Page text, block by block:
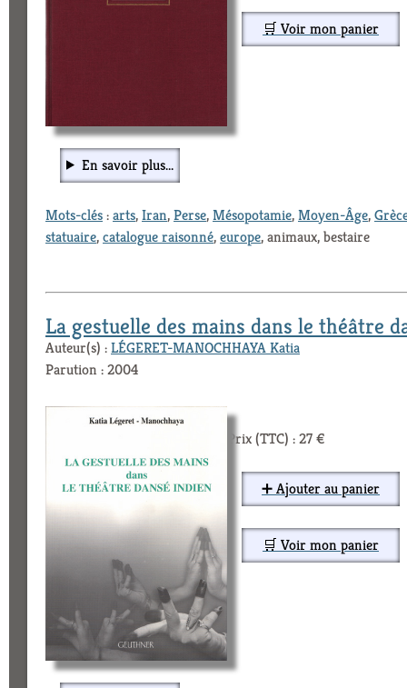
🛒 Voir mon panier
En savoir plus...
Mots-clés:arts,Iran,Perse,Mésopotamie,Moyen-Âge,
statuaire,catalogue raisonné,europe, animaux, bestaire
La gestuelle des mains dans le théâtre
Auteur(s) :LÉGERET-MANOCHHAYA Katia
Parution : 2004
Prix (TTC) : 27 €
➕ Ajouter au panier
🛒 Voir mon panier